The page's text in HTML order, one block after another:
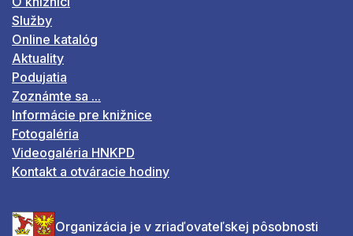
Služby
Online katalóg
Aktuality
Podujatia
Zoznámte sa ...
Informácie pre knižnice
Fotogaléria
Videogaléria HNKPD
Kontakt a otváracie hodiny
Organizácia je v zriaďovateľskej pôsobnosti